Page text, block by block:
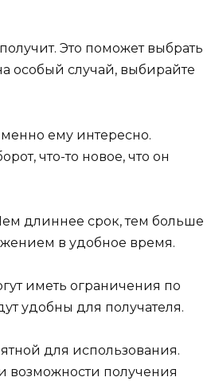
Это поможет выбрать
особый случай, выбирайте
ему интересно.
что-то новое, что он
длиннее срок, тем больше
в удобное время.
иметь ограничения по
удобны для получателя.
для использования.
возможности получения